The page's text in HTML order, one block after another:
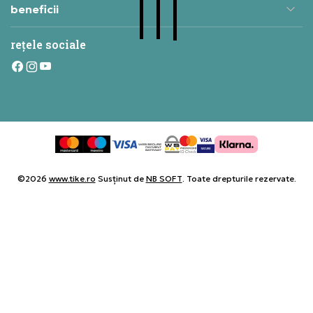
beneficii
rețele sociale
©2026 www.tike.ro Susținut de NB SOFT. Toate drepturile rezervate.